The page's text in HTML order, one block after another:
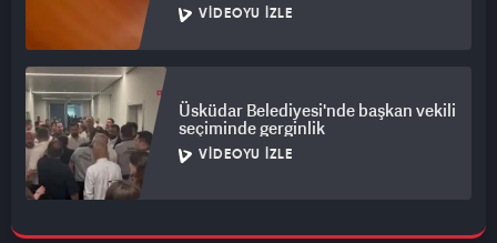
VIDEOYU İZLE
Üsküdar Belediyesi'nde başkan vekili
seçiminde gerginlik
VIDEOYU İZLE